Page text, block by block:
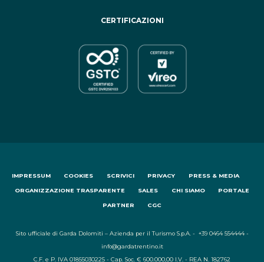
CERTIFICAZIONI
IMPRESSUM COOKIES SCRIVICI PRIVACY PRESS & MEDIA
ORGANIZZAZIONE TRASPARENTE SALES CHI SIAMO PORTALE
PARTNER CGC
Sito ufficiale di Garda Dolomiti – Azienda per il Turismo S.p.A. - +39 0464 554444 -
info@gardatrentino.it
C.F. e P. IVA 01855030225 - Cap. Soc. € 600.000,00 I.V. - REA N. 182762